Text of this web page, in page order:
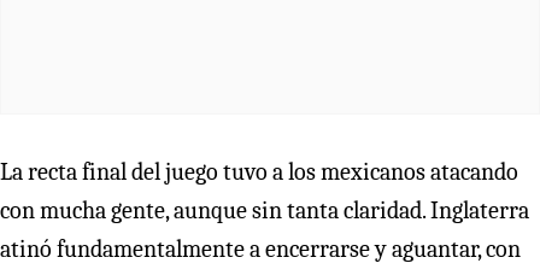
La recta final del juego tuvo a los mexicanos atacando
con mucha gente, aunque sin tanta claridad. Inglaterra
atinó fundamentalmente a encerrarse y aguantar, con